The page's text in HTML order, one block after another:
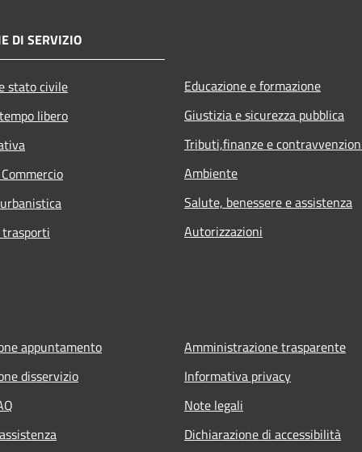
DI SERVIZIO
stato civile
libero
Educazione e formazione
Giustizia e sicurezza pubblica
Tributi,finanze e
Ambiente
Salute, benessere e assistenza
Autorizzazioni
appuntamento
disservizio
Amministrazione trasparente
Informativa privacy
Note legali
Dichiarazione di accessibilità